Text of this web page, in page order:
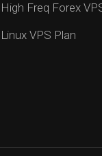
High Freq Forex
Linux VPS Plan